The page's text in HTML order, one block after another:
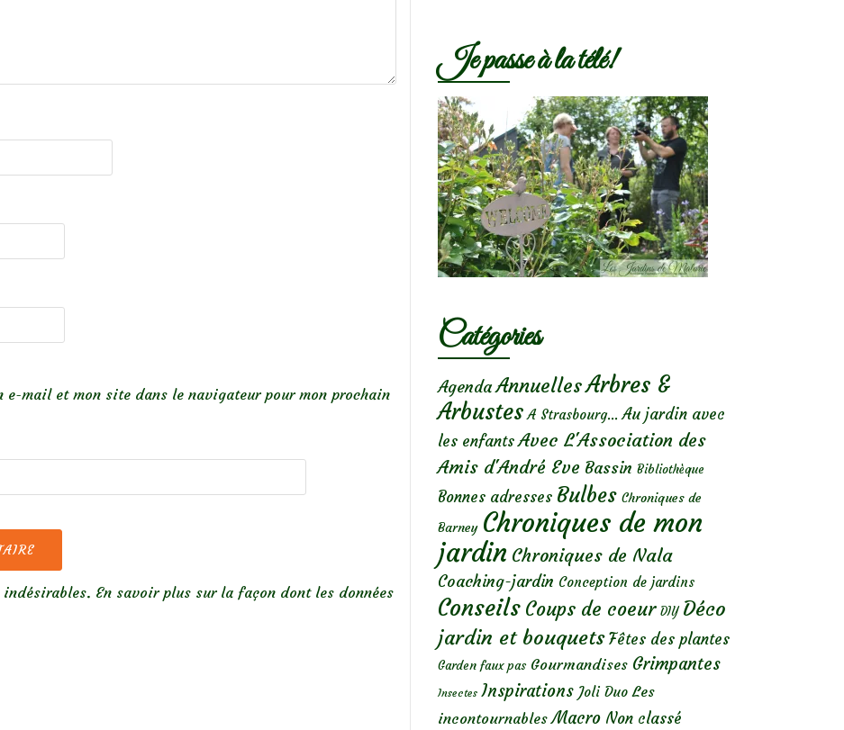
e-mail et mon site dans le navigateur pour mon prochain
En savoir plus sur la façon dont les données
Je passe à la télé!
Catégories
Agenda AnnuellesArbres &
Arbustes A Strasbourg... Au jardin avec
les enfants Avec L'Association des
Amis d'André Eve Bassin Bibliothèque
Bonnes adresses Bulbes Chroniques de
Barney Chroniques de mon
jardin Chroniques de Nala
Coaching-jardin Conception de jardins
Conseils Coups de coeur DIY Déco
jardin et bouquets Fêtes des plantes
Garden faux pas Gourmandises Grimpantes
Insectes Inspirations Joli Duo Les
incontournables Macro Non classé